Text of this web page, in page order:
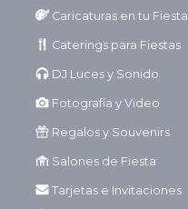
Caricaturas en tu Fiesta
Caterings para Fiestas
DJ Luces y Sonido
Fotografía y Video
Regalos y Souvenirs
Salones de Fiesta
Tarjetas e Invitaciones